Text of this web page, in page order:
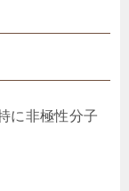
に非極性分子